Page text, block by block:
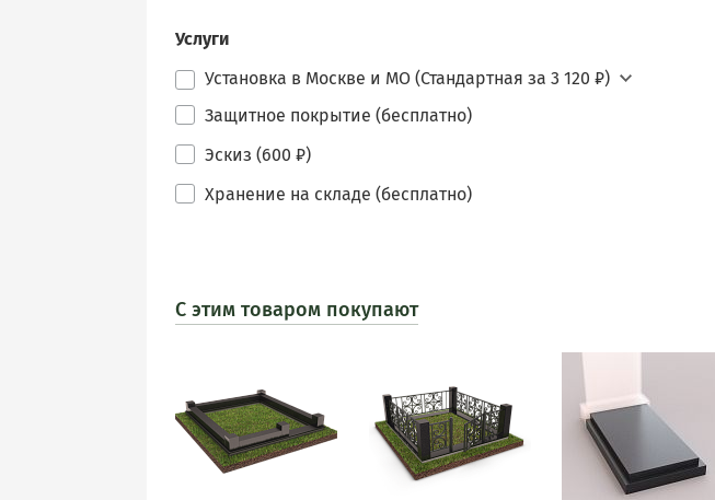
Услуги
Установка в Москве и МО (Стандартная за 3 120 ₽)
Защитное покрытие (бесплатно)
Эскиз (600 ₽)
Хранение на складе (бесплатно)
С этим товаром покупают